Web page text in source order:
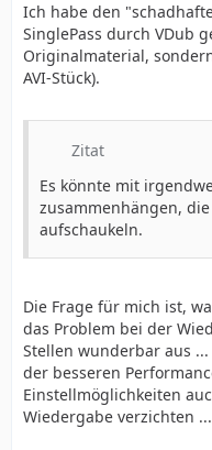
Ich habe den
SinglePass durch VDub
Originalmaterial,
AVI-Stück).
Zitat
Es könnte mit
zusammenhängen,
aufschaukeln.
Die Frage für mich ist,
das Problem bei der
Stellen wunderbar aus
der besseren
Einstellmöglichkeiten
Wiedergabe verzichten ...